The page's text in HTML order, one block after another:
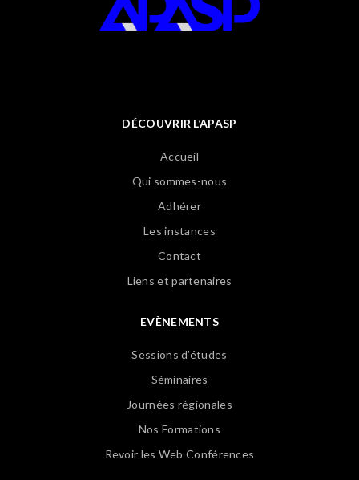
DÉCOUVRIR L’APASP
Accueil
Qui sommes-nous
Adhérer
Les instances
Contact
Liens et partenaires
EVÈNEMENTS
Sessions d’études
Séminaires
Journées régionales
Nos Formations
Revoir les Web Conférences